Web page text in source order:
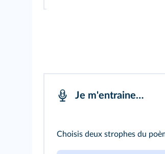
Je m'entraine…
Choisis deux strophes du